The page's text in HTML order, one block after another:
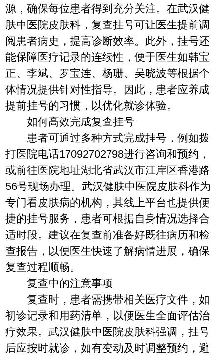
源，确保每位患者得到充分关注。在武汉健
肤中医院皮肤科，复查挂号可让医生提前调
阅患者病史，提高诊断效率。此外，挂号还
能保障医疗记录的连续性，便于医生如韩宝
正、李斌、罗宝连、杨珊、吴晓波等根据个
体情况提供针对性指导。因此，患者应养成
提前挂号的习惯，以优化就诊体验。
如何高效完成复查挂号
患者可通过多种方式完成挂号，例如拨
打医院电话17092702798进行咨询和预约，
或前往医院地址湖北省武汉市江岸区香港路
56号现场办理。武汉健肤中医院皮肤科作为
专门看皮肤病的机构，其线上平台也提供便
捷的挂号服务，患者可根据自身情况选择合
适时段。建议在复查前准备好既往病历和检
查报告，以便医生快速了解病情进展，确保
复查过程顺畅。
复查中的注意事项
复查时，患者需携带相关医疗文件，如
初诊记录和用药清单，以便医生全面评估治
疗效果。武汉健肤中医院皮肤科强调，挂号
后应按时就诊，如有变动及时调整预约，避